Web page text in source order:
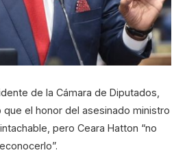
de la Cámara de Diputados,
el honor del asesinado ministro
pero Ceara Hatton “no